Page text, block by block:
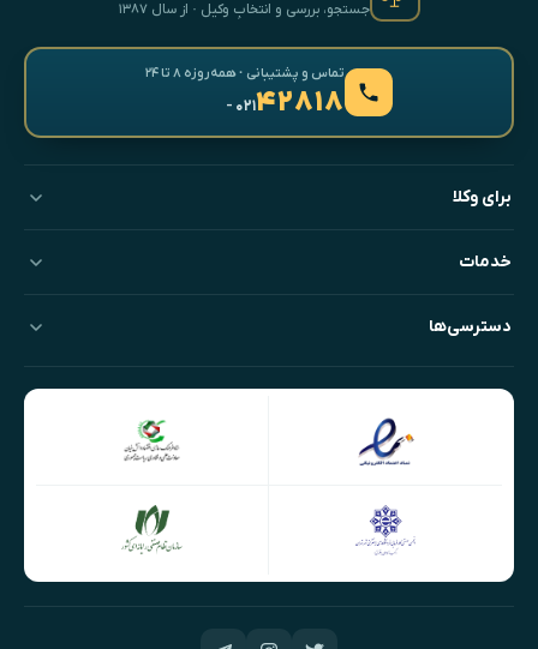
جستجو، بررسی و انتخابِ وکیل · از سال ۱۳۸۷
تماس و پشتیبانی · همه‌روزه ۸ تا ۲۴
۴۲۸۱۸- ۰۲۱
برای وکلا
خدمات
دسترسی‌ها